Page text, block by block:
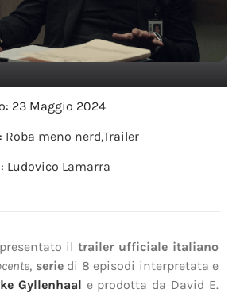
23 Maggio 2024
Roba meno nerd,Trailer
Ludovico Lamarra
iltrailer ufficiale italiano
, seriedi 8 episodi interpretata e
Gyllenhaal e prodotta da David E.